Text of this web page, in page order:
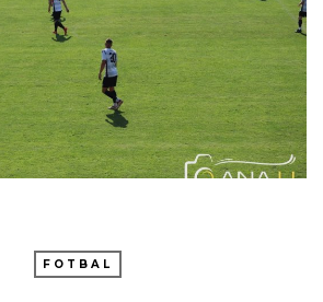
FOTBAL